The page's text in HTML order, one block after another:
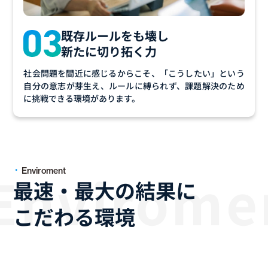
既存ルールをも壊し
新たに切り拓く力
社会問題を間近に感じるからこそ、「こうしたい」という
自分の意志が芽生え、ルールに縛られず、課題解決のため
に挑戦できる環境があります。
Enviroment
最速・最大の結果に
こだわる環境